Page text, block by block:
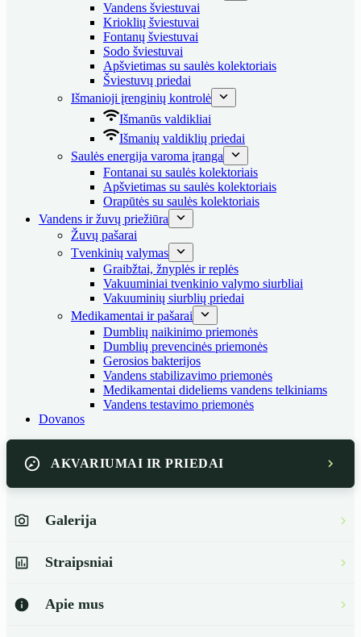
Vandens šviestuvai
Krioklių šviestuvai
Fontanų šviestuvai
Sodo šviestuvai
Apšvietimas su saulės kolektoriais
Šviestuvų priedai
Išmanioji įrenginių kontrolė
Išmanūs valdikliai
Išmanių valdiklių priedai
Saulės energija varoma įranga
Fontanai su saulės kolektoriais
Apšvietimas su saulės kolektoriais
Orapūtės su saulės kolektoriais
Vandens ir žuvų priežiūra
Žuvų pašarai
Tvenkinių valymas
Graibžtai, žnyplės ir replės
Vakuuminiai tvenkinio valymo siurbliai
Vakuuminių siurblių priedai
Medikamentai ir pašarai
Dumblių naikinimo priemonės
Dumblių prevencinės priemonės
Gerosios bakterijos
Vandens stabilizavimo priemonės
Medikamentai dideliems vandens telkiniams
Vandens testavimo priemonės
Dovanos
AKVARIUMAI IR PRIEDAI
Galerija
Straipsniai
Apie mus